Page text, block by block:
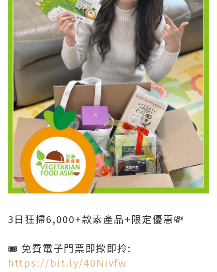
3日狂掃6,000+款素產品+限定優惠💸
🎟️ 免費電子門票即撳即拎:
https://bit.ly/40Nivfw